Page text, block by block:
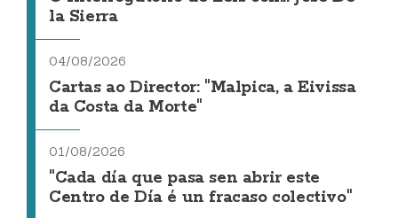
la Sierra
04/08/2026
Cartas ao Director: "Malpica, a Eivissa
da Costa da Morte"
01/08/2026
"Cada día que pasa sen abrir este
Centro de Día é un fracaso colectivo"